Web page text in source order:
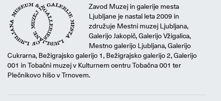
Zavod Muzej in galerije mesta
Ljubljane je nastal leta 2009 in
združuje Mestni muzej Ljubljana,
Galerijo Jakopič, Galerijo Vžigalica,
Mestno galerijo Ljubljana, Galerijo
Cukrarna, Bežigrajsko galerijo 1, Bežigrajsko galerijo 2, Galerijo
001 in Tobačni muzej v Kulturnem centru Tobačna 001 ter
Plečnikovo hišo v Trnovem.